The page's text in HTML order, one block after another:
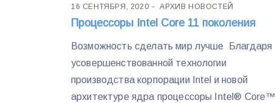
16 СЕНТЯБРЯ, 2020 АРХИВ НОВОСТЕЙ
Процессоры Intel Core 11 поколения
Возможность сделать мир лучше Благдаря
усовершенствованной технологии
производства корпорации Intel и новой
архитектуре ядра процессоры Intel® Core™